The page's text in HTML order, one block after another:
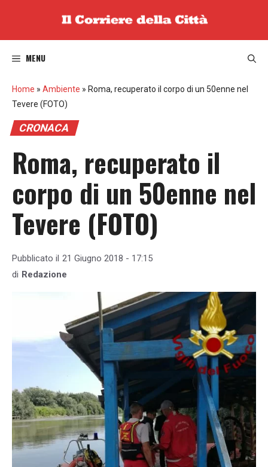
MENU
Home » Ambiente » Roma, recuperato il corpo di un 50enne nel
Tevere (FOTO)
CRONACA
Roma, recuperato il
corpo di un 50enne nel
Tevere (FOTO)
Pubblicato il 21 Giugno 2018 - 17:15
di Redazione